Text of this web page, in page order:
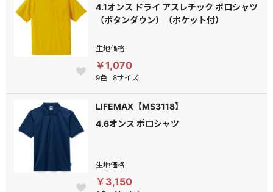
4.1オンス ドライ アスレチック ポロシャツ
（ボタンダウン）（ポケット付）
生地価格
￥1,070
9色 8サイズ
LIFEMAX【MS3118】
4.6オンス ポロシャツ
生地価格
￥3,150